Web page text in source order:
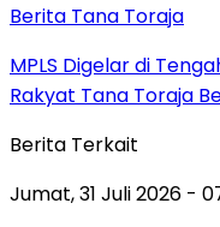
Berita Tana Toraja
MPLS Digelar di
Rakyat Tana Toraja
Berita Terkait
Jumat, 31 Juli 2026 -